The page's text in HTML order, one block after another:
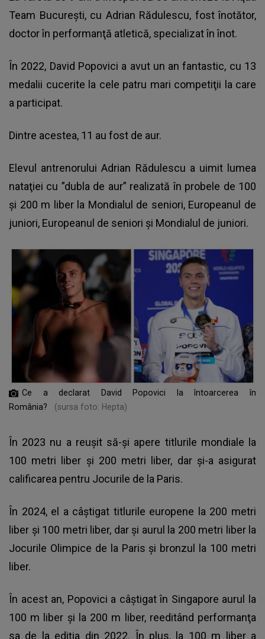
Team Bucureşti, cu Adrian Rădulescu, fost înotător,
doctor în performanţă atletică, specializat în înot.
În 2022, David Popovici a avut un an fantastic, cu 13
medalii cucerite la cele patru mari competiţii la care
a participat.
Dintre acestea, 11 au fost de aur.
Elevul antrenorului Adrian Rădulescu a uimit lumea
nataţiei cu ”dubla de aur” realizată în probele de 100
şi 200 m liber la Mondialul de seniori, Europeanul de
juniori, Europeanul de seniori şi Mondialul de juniori.
Ce a declarat David Popovici la întoarcerea în
România?
(sursa foto: Hepta)
În 2023 nu a reuşit să-şi apere titlurile mondiale la
100 metri liber şi 200 metri liber, dar şi-a asigurat
calificarea pentru Jocurile de la Paris.
În 2024, el a câştigat titlurile europene la 200 metri
liber şi 100 metri liber, dar şi aurul la 200 metri liber la
Jocurile Olimpice de la Paris şi bronzul la 100 metri
liber.
În acest an, Popovici a câştigat în Singapore aurul la
100 m liber şi la 200 m liber, reeditând performanţa
sa de la ediţia din 2022. În plus, la 100 m liber a